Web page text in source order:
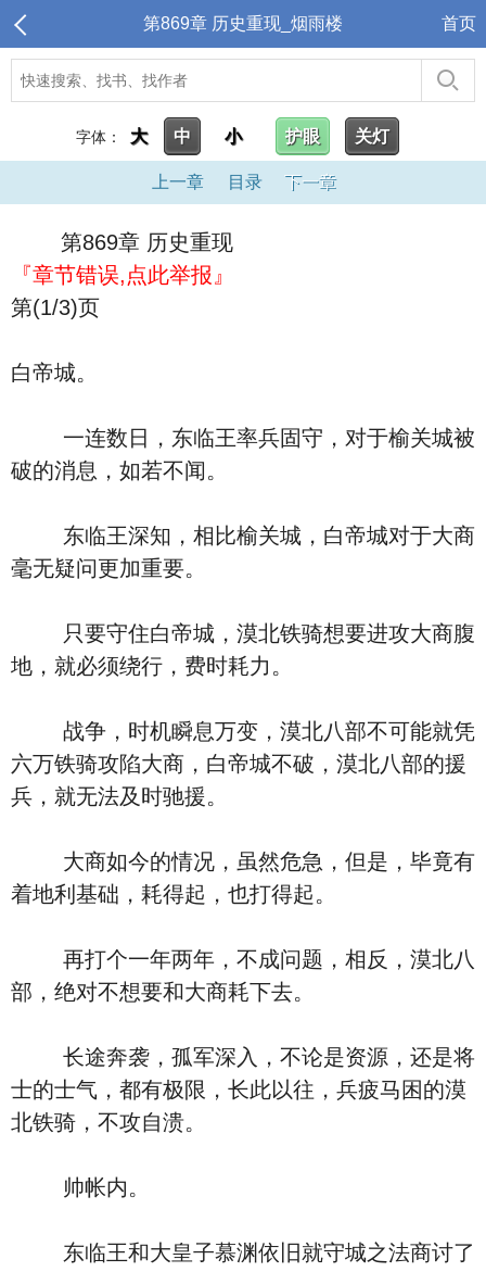
第869章 历史重现_烟雨楼 首页
字体： 大 中 小 护眼 关灯
上一章 目录 下一章
第869章 历史重现
『章节错误,点此举报』
第(1/3)页
白帝城。
一连数日，东临王率兵固守，对于榆关城被
破的消息，如若不闻。
东临王深知，相比榆关城，白帝城对于大商
毫无疑问更加重要。
只要守住白帝城，漠北铁骑想要进攻大商腹
地，就必须绕行，费时耗力。
战争，时机瞬息万变，漠北八部不可能就凭
六万铁骑攻陷大商，白帝城不破，漠北八部的援
兵，就无法及时驰援。
大商如今的情况，虽然危急，但是，毕竟有
着地利基础，耗得起，也打得起。
再打个一年两年，不成问题，相反，漠北八
部，绝对不想要和大商耗下去。
长途奔袭，孤军深入，不论是资源，还是将
士的士气，都有极限，长此以往，兵疲马困的漠
北铁骑，不攻自溃。
帅帐内。
东临王和大皇子慕渊依旧就守城之法商讨了